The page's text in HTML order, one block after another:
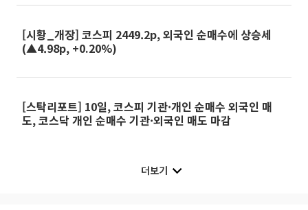
[시황_개장] 코스피 2449.2p, 외국인 순매수에 상승세
(▲4.98p, +0.20%)
[스탁리포트] 10일, 코스피 기관·개인 순매수 외국인 매
도, 코스닥 개인 순매수 기관·외국인 매도 마감
더보기